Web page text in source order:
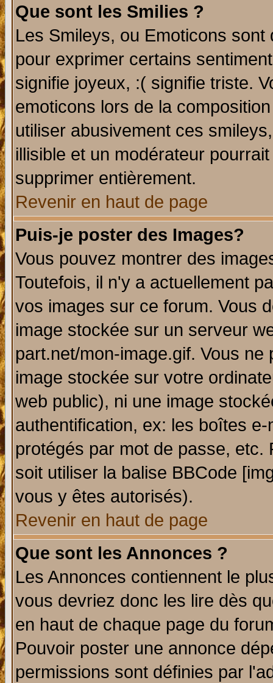
Que sont les Smilies ?
Les Smileys, ou Emoticons
pour exprimer certains
signifie joyeux, :( signifie triste.
emoticons lors de la
utiliser abusivement ces
illisible et un modérateur
supprimer entièrement.
Revenir en haut de page
Puis-je poster des Images?
Vous pouvez montrer des
Toutefois, il n'y a actuellement
vos images sur ce forum. Vous
image stockée sur un serveur
part.net/mon-image.gif. Vous
image stockée sur votre
web public), ni une image
authentification, ex: les boîtes
protégés par mot de passe,
soit utiliser la balise BBCode
vous y êtes autorisés).
Revenir en haut de page
Que sont les Annonces ?
Les Annonces contiennent le
vous devriez donc les lire dès
en haut de chaque page du
Pouvoir poster une annonce
permissions sont définies par